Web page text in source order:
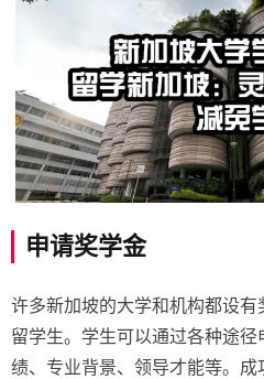
申请奖学金
许多新加坡的大学和机构都设
留学生。学生可以通过各种途
绩、专业背景、领导才能等。